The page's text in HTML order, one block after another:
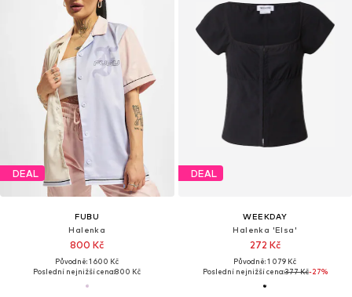
DEAL
FUBU
Halenka
800 Kč
Původně: 1 600 Kč
Poslední nejnižší cena:800 Kč
DEAL
WEEKDAY
Halenka 'Elsa'
272 Kč
Původně: 1 079 Kč
Poslední nejnižší cena:377 Kč-27%